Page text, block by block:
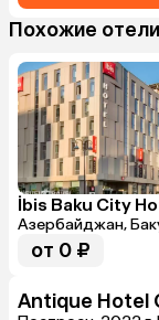
Похожие отели
İbis Baku City
Азербайджан,
от 0 ₽
Antique Hotel